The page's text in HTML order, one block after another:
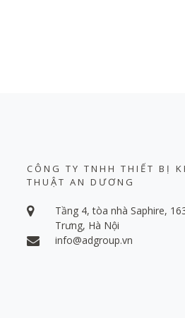
CÔNG TY TNHH THIẾT BỊ
THUẬT AN DƯƠNG
Tầng 4, tòa nhà Saphire,
Trưng, Hà Nội
info@adgroup.vn